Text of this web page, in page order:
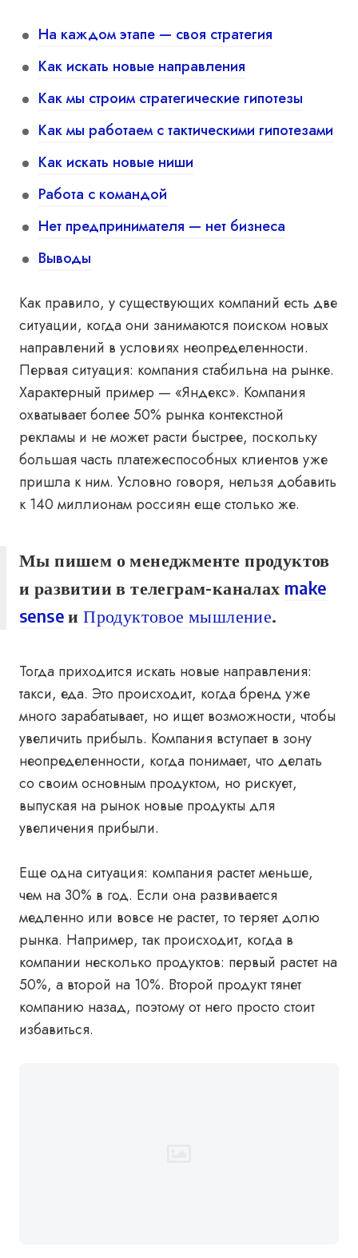
На каждом этапе — своя стратегия
Как искать новые направления
Как мы строим стратегические гипотезы
Как мы работаем с тактическими гипотезами
Как искать новые ниши
Работа с командой
Нет предпринимателя — нет бизнеса
Выводы
Как правило, у существующих компаний есть две
ситуации, когда они занимаются поиском новых
направлений в условиях неопределенности.
Первая ситуация: компания стабильна на рынке.
Характерный пример — «Яндекс». Компания
охватывает более 50% рынка контекстной
рекламы и не может расти быстрее, поскольку
большая часть платежеспособных клиентов уже
пришла к ним. Условно говоря, нельзя добавить
к 140 миллионам россиян еще столько же.
Мы пишем о менеджменте продуктов
и развитии в телеграм-каналах make
senseиПродуктовое мышление.
Тогда приходится искать новые направления:
такси, еда. Это происходит, когда бренд уже
много зарабатывает, но ищет возможности, чтобы
увеличить прибыль. Компания вступает в зону
неопределенности, когда понимает, что делать
со своим основным продуктом, но рискует,
выпуская на рынок новые продукты для
увеличения прибыли.
Еще одна ситуация: компания растет меньше,
чем на 30% в год. Если она развивается
медленно или вовсе не растет, то теряет долю
рынка. Например, так происходит, когда в
компании несколько продуктов: первый растет на
50%, а второй на 10%. Второй продукт тянет
компанию назад, поэтому от него просто стоит
избавиться.